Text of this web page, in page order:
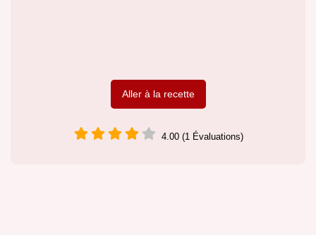
Aller à la recette
4.00 (1 Évaluations)